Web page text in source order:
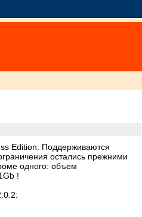
Edition. Поддерживаются
остались прежними
одного: объем
!